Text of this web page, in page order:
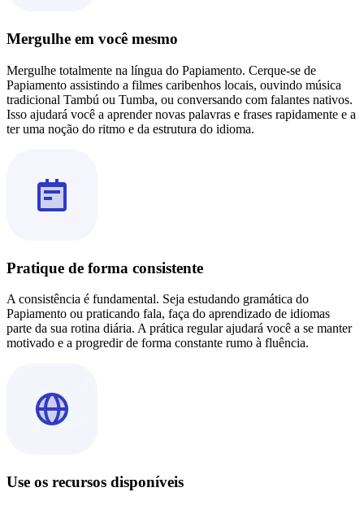
Mergulhe em você mesmo
Mergulhe totalmente na língua do Papiamento. Cerque-se de
Papiamento assistindo a filmes caribenhos locais, ouvindo música
tradicional Tambú ou Tumba, ou conversando com falantes nativos.
Isso ajudará você a aprender novas palavras e frases rapidamente e a
ter uma noção do ritmo e da estrutura do idioma.
Pratique de forma consistente
A consistência é fundamental. Seja estudando gramática do
Papiamento ou praticando fala, faça do aprendizado de idiomas
parte da sua rotina diária. A prática regular ajudará você a se manter
motivado e a progredir de forma constante rumo à fluência.
Use os recursos disponíveis